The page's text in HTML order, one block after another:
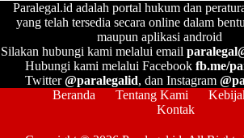
Paralegal.id adalah portal hukum dan
yang telah tersedia secara online dalam
maupun aplikasi android
Silakan hubungi kami melalui email
Hubungi kami melalui Facebook fb.me/
Twitter@paralegalid, dan Instagram
Beranda
Tentang Kami
Kontak